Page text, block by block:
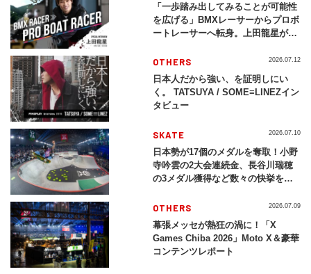
「一歩踏み出してみることが可能性
を広げる」BMXレーサーからプロボ
ートレーサーへ転身。上田龍星が体
OTHERS
日本人だから強い、を証明しにい
く。 TATSUYA / SOME≡LINEZイン
タビュー
2026.07.12
SKATE
日本勢が17個のメダルを奪取！小野
寺吟雲の2大会連続金、長谷川瑞穂
の3メダル獲得など数々の快挙をプ
2026」
2026.07.10
OTHERS
幕張メッセが熱狂の渦に！「X
Games Chiba 2026」Moto X＆豪華
コンテンツレポート
2026.07.09